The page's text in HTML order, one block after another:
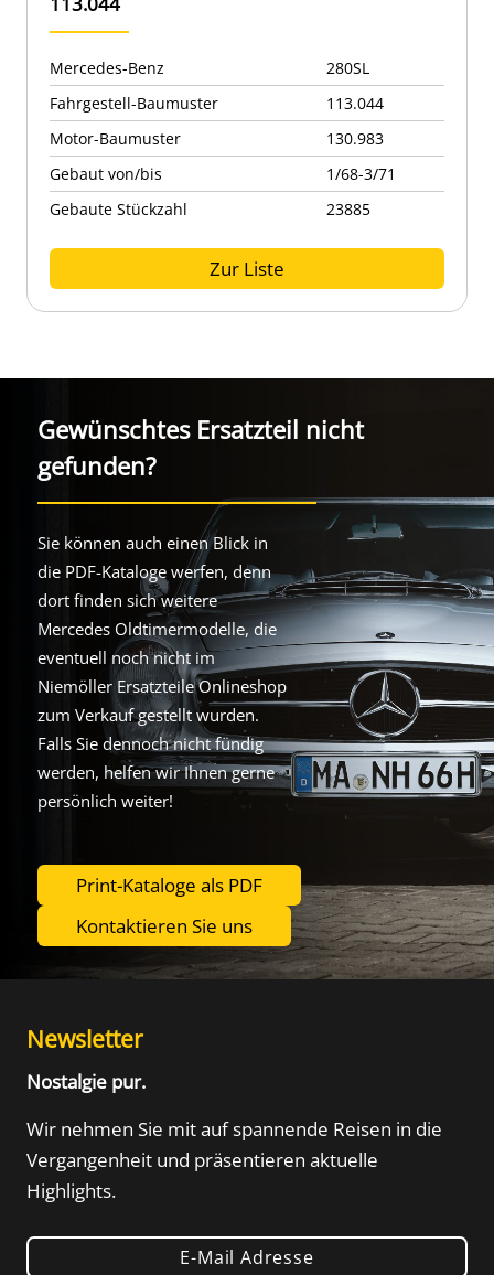
Mercedes-Benz
280SL
Fahrgestell-Baumuster
113.044
Motor-Baumuster
130.983
Gebaut von/bis
1/68-3/71
Gebaute Stückzahl
23885
Zur Liste
Gewünschtes Ersatzteil nicht
gefunden?
Sie können auch einen Blick in
die PDF-Kataloge werfen, denn
dort finden sich weitere
Mercedes Oldtimermodelle, die
eventuell noch nicht im
Niemöller Ersatzteile Onlineshop
zum Verkauf gestellt wurden.
Falls Sie dennoch nicht fündig
werden, helfen wir Ihnen gerne
persönlich weiter!
Print-Kataloge als PDF
Kontaktieren Sie uns
Newsletter
Nostalgie pur.
Wir nehmen Sie mit auf spannende Reisen in die
Vergangenheit und präsentieren aktuelle
Highlights.
E-Mail Adresse